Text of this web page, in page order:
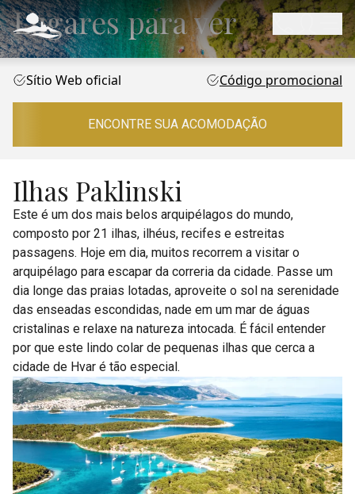
Lugares para ver
Sítio Web oficial Código promocional
ENCONTRE SUA ACOMODAÇÃO
Ilhas Paklinski
Este é um dos mais belos arquipélagos do mundo,
composto por 21 ilhas, ilhéus, recifes e estreitas
passagens. Hoje em dia, muitos recorrem a visitar o
arquipélago para escapar da correria da cidade. Passe um
dia longe das praias lotadas, aproveite o sol na serenidade
das enseadas escondidas, nade em um mar de águas
cristalinas e relaxe na natureza intocada. É fácil entender
por que este lindo colar de pequenas ilhas que cerca a
cidade de Hvar é tão especial.